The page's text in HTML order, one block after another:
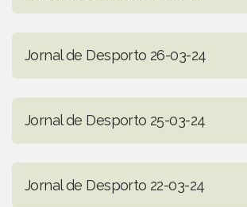
Jornal de Desporto 26-03-24
Jornal de Desporto 25-03-24
Jornal de Desporto 22-03-24